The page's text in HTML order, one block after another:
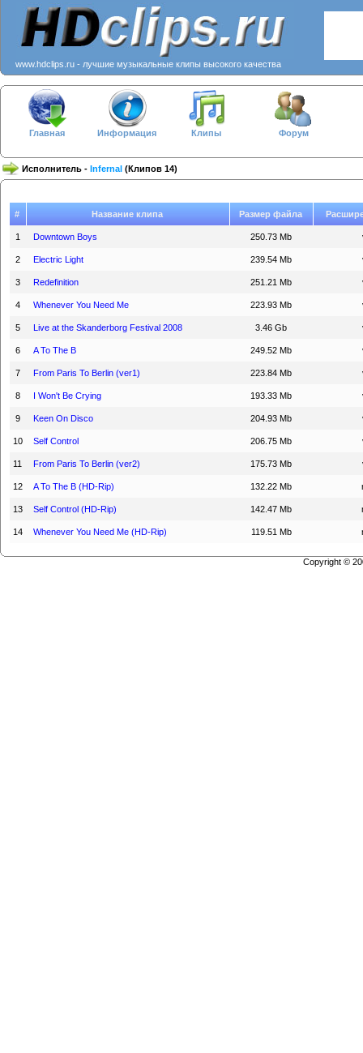
www.hdclips.ru - лучшие музыкальные клипы высокого качества
Главная Информация Клипы Форум
Исполнитель - Infernal (Клипов 14)
# Название клипа Размер файла
1 Downtown Boys 250.73 Mb
2 Electric Light 239.54 Mb
3 Redefinition 251.21 Mb
4 Whenever You Need Me 223.93 Mb
5 Live at the Skanderborg Festival 2008 3.46 Gb
6 A To The B 249.52 Mb
7 From Paris To Berlin (ver1) 223.84 Mb
8 I Won't Be Crying 193.33 Mb
9 Keen On Disco 204.93 Mb
10 Self Control 206.75 Mb
11 From Paris To Berlin (ver2) 175.73 Mb
12 A To The B (HD-Rip) 132.22 Mb
13 Self Control (HD-Rip) 142.47 Mb
14 Whenever You Need Me (HD-Rip) 119.51 Mb
Copyright ©